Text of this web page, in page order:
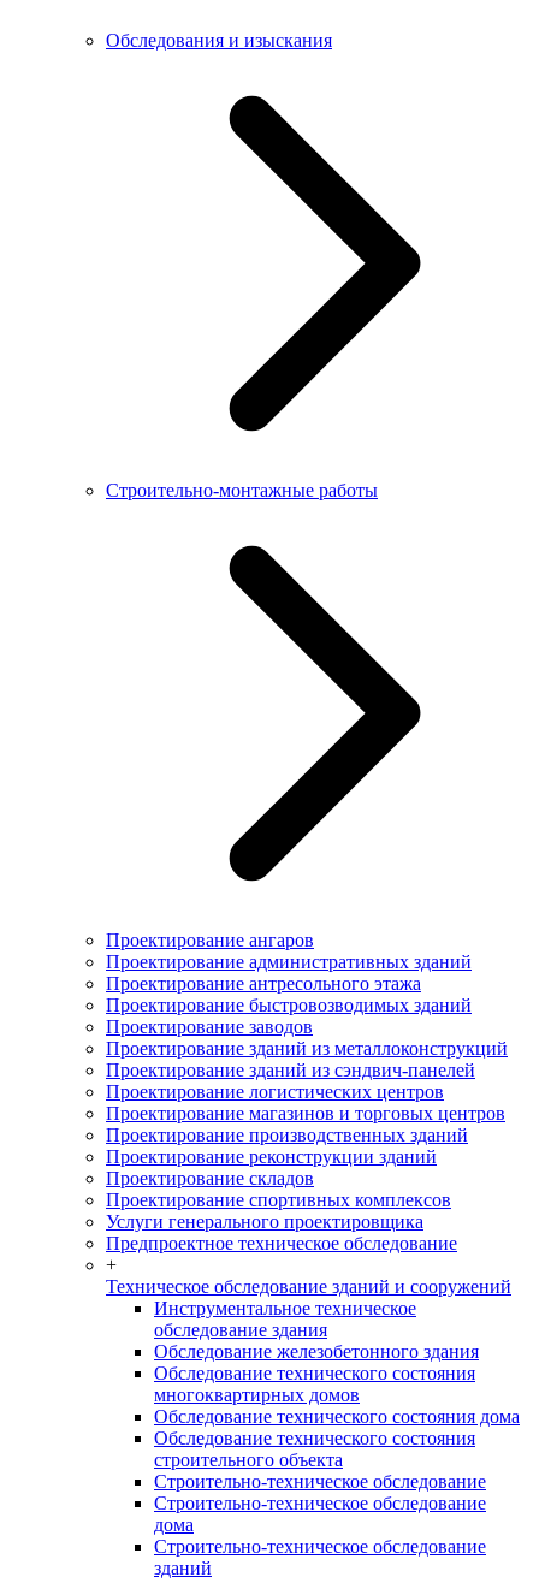
Обследования и изыскания
Строительно-монтажные работы
Проектирование ангаров
Проектирование административных зданий
Проектирование антресольного этажа
Проектирование быстровозводимых зданий
Проектирование заводов
Проектирование зданий из металлоконструкций
Проектирование зданий из сэндвич-панелей
Проектирование логистических центров
Проектирование магазинов и торговых центров
Проектирование производственных зданий
Проектирование реконструкции зданий
Проектирование складов
Проектирование спортивных комплексов
Услуги генерального проектировщика
Предпроектное техническое обследование
+
Техническое обследование зданий и сооружений
Инструментальное техническое
обследование здания
Обследование железобетонного здания
Обследование технического состояния
многоквартирных домов
Обследование технического состояния дома
Обследование технического состояния
строительного объекта
Строительно-техническое обследование
Строительно-техническое обследование
дома
Строительно-техническое обследование
зданий